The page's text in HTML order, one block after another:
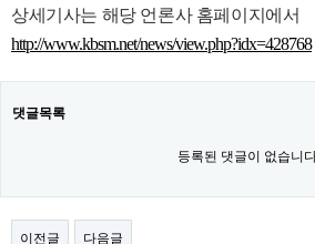
상세기사는 해당 언론사 홈페이지에서
http://www.kbsm.net/news/view.php?idx=428768
댓글목록
등록된 댓글이 없습니
이전글 다음글